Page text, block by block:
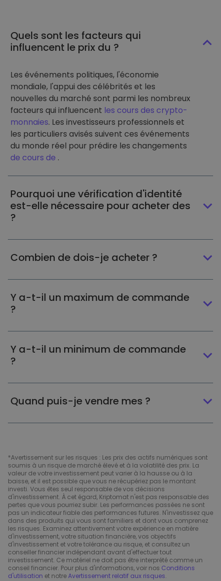
Quels sont les facteurs qui
influencent le prix du ?
Les événements politiques, l'économie
mondiale, l'appui des célébrités et les
nouvelles du marché sont parmi les nombreux
facteurs qui influencent les cours des crypto-
monnaies. Les investisseurs professionnels et
les particuliers avisés suivent ces événements
du monde réel pour prédire les changements
de cours de .
Pourquoi une vérification d'identité
est-elle nécessaire pour acheter des
?
Combien de dois-je acheter ?
Y a-t-il un maximum de commande
?
Y a-t-il un minimum de commande
?
Quand puis-je vendre mes ?
*Avertissement sur les risques : Les prix des actifs numériques sont
soumis à un risque de marché élevé et à la volatilité des prix. La
valeur de votre investissement peut varier à la hausse ou à la
baisse, et il est possible que vous ne récupériez pas le montant
investi. Vous êtes seul responsable de vos décisions
d'investissement. À cet égard, Kriptomat n'est pas responsable des
pertes que vous pourriez subir. Les performances passées ne sont
pas un indicateur fiable des performances futures. N'investissez que
dans des produits qui vous sont familiers et dont vous comprenez
les risques. Examinez attentivement votre expérience en matière
d'investissement, votre situation financière, vos objectifs
d'investissement et votre tolérance au risque, et consultez un
conseiller financier indépendant avant d'effectuer tout
investissement. Ce matériel ne doit pas être interprété comme un
conseil financier. Pour plus d'informations, voir nos Conditions
d'utilisation et notreAvertissement relatif aux risques.